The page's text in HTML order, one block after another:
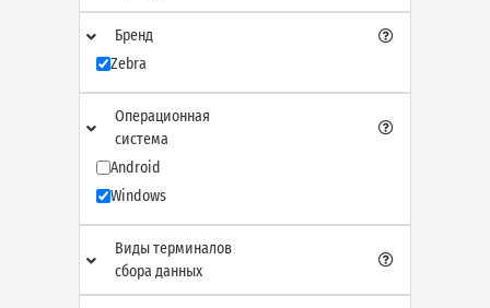
Бренд
Zebra
Операционная
система
Android
Windows
Виды терминалов
сбора данных